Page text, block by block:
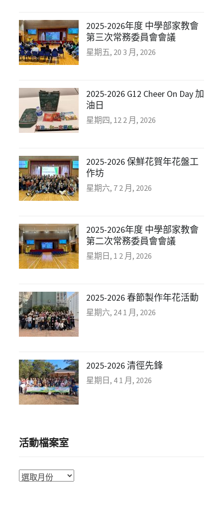
2025-2026年度 中學部家教會
第三次常務委員會會議
星期五, 20 3 月, 2026
2025-2026 G12 Cheer On Day 加
油日
星期四, 12 2 月, 2026
2025-2026 保鮮花賀年花盤工
作坊
星期六, 7 2 月, 2026
2025-2026年度 中學部家教會
第二次常務委員會會議
星期日, 1 2 月, 2026
2025-2026 春節製作年花活動
星期六, 24 1 月, 2026
2025-2026 清徑先鋒
星期日, 4 1 月, 2026
活動檔案室
活